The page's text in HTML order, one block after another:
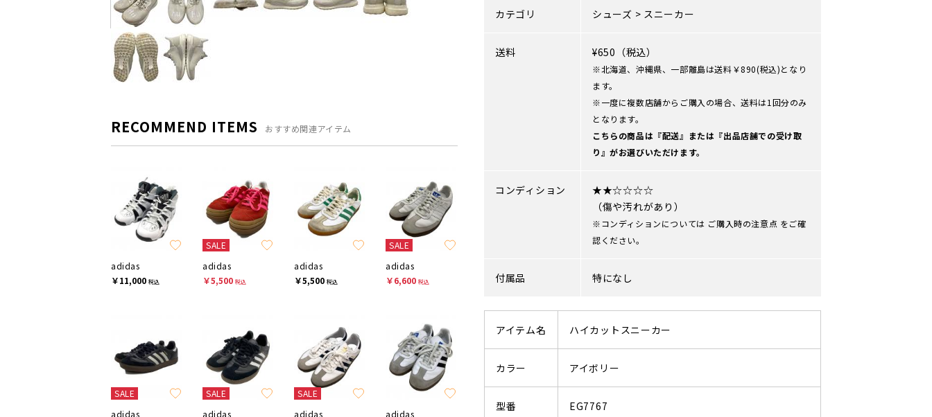
RECOMMEND ITEMS おすすめ関連アイテム
adidas
￥11,000 税込
SALE
adidas
￥5,500 税込
adidas
￥5,500 税込
SALE
adidas
￥6,600 税込
SALE
adidas
SALE
adidas
SALE
adidas
adidas
カテゴリ シューズ > スニーカー
送料 ¥650（税込）
※北海道、沖縄県、一部離島は送料￥890(税込)となり
ます。
※一度に複数店舗からご購入の場合、送料は1回分のみ
となります。
こちらの商品は『配送』または『出品店舗での受け取
り』がお選びいただけます。
コンディション
★★☆☆☆☆
（傷や汚れがあり）
※コンディションについては ご購入時の注意点 をご確
認ください。
付属品 特になし
アイテム名 ハイカットスニーカー
カラー アイボリー
型番 EG7767